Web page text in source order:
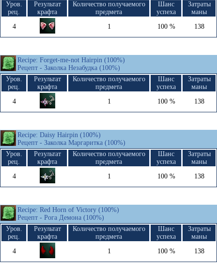
Уров.
рец.
Результат
крафта
Количество получаемого
предмета
Шанс
успеха
Затраты
маны
4
1 100 % 138
Recipe: Forget-me-not Hairpin (100%)
Рецепт - Заколка Незабудка (100%)
Уров.
рец.
Результат
крафта
Количество получаемого
предмета
Шанс
успеха
Затраты
маны
4
1 100 % 138
Recipe: Daisy Hairpin (100%)
Рецепт - Заколка Маргаритка (100%)
Уров.
рец.
Результат
крафта
Количество получаемого
предмета
Шанс
успеха
Затраты
маны
4
1 100 % 138
Recipe: Red Horn of Victory (100%)
Рецепт - Рога Демона (100%)
Уров.
рец.
Результат
крафта
Количество получаемого
предмета
Шанс
успеха
Затраты
маны
4
1 100 % 138